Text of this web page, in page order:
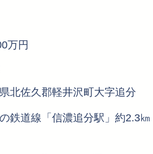
万円
北佐久郡軽井沢町大字追分
鉄道線「信濃追分駅」約2.3㎞